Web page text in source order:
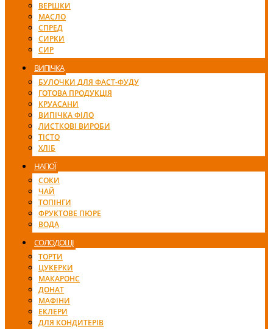
ВЕРШКИ
МАСЛО
СПРЕД
СИРКИ
СИР
ВИПІЧКА
БУЛОЧКИ ДЛЯ ФАСТ-ФУДУ
ГОТОВА ПРОДУКЦІЯ
КРУАСАНИ
ВИПІЧКА ФІЛО
ЛИСТКОВІ ВИРОБИ
ТІСТО
ХЛІБ
НАПОЇ
СОКИ
ЧАЙ
ТОПІНГИ
ФРУКТОВЕ ПЮРЕ
ВОДА
СОЛОДОЩІ
ТОРТИ
ЦУКЕРКИ
МАКАРОНС
ДОНАТ
МАФІНИ
ЕКЛЕРИ
ДЛЯ КОНДИТЕРІВ